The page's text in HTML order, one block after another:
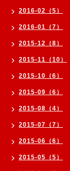
2016-02（5）
2016-01（7）
2015-12（8）
2015-11（10）
2015-10（6）
2015-09（6）
2015-08（4）
2015-07（7）
2015-06（6）
2015-05（5）